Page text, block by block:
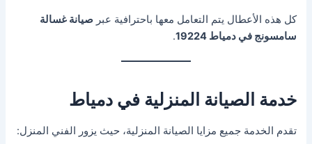
كل هذه الأعطال يتم التعامل معها باحترافية عبرصيانة غسالة
سامسونج في دمياط 19224
.
خدمة الصيانة المنزلية في دمياط
تقدم الخدمة جميع مزايا الصيانة المنزلية، حيث يزور الفني المنزل: